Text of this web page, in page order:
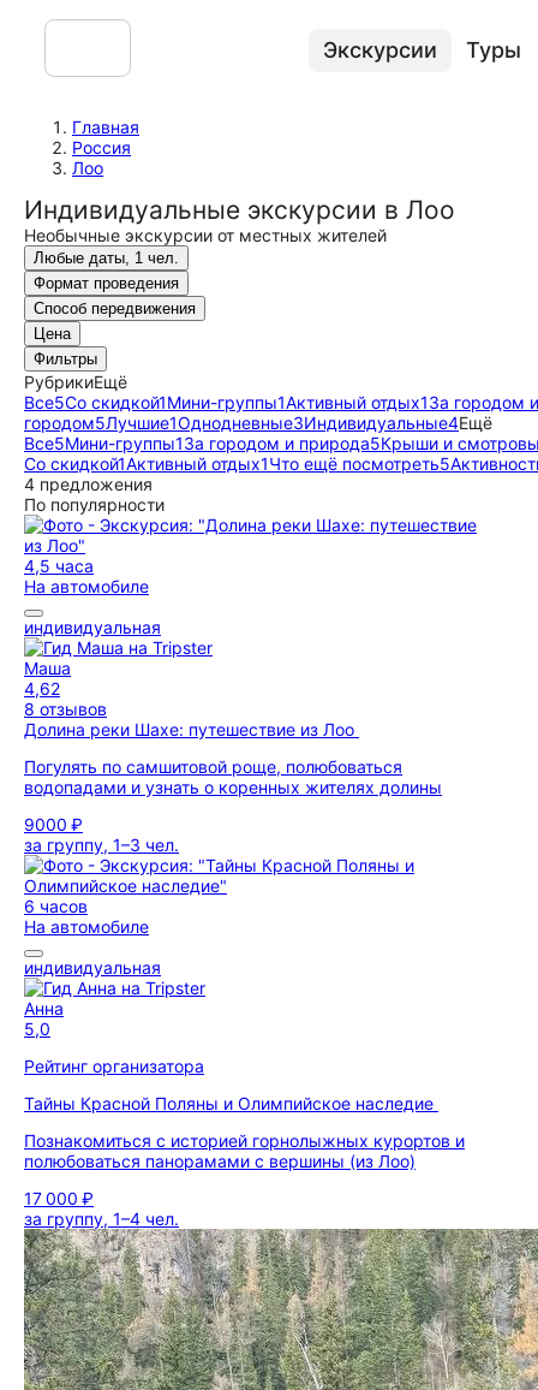
Экскурсии Туры
Главная
Россия
Лоо
Индивидуальные экскурсии в Лоо
Необычные экскурсии от местных жителей
Любые даты, 1 чел.
Формат проведения
Способ передвижения
Цена
Фильтры
РубрикиЕщё
Все5Со скидкой1Мини-группы1Активный отдых1За городом
городом5Лучшие1Однодневные3Индивидуальные4Ещё
Все5Мини-группы1За городом и природа5Крыши и
Со скидкой1Активный отдых1Что ещё посмотреть5
4 предложения
По популярности
4,5 часа
На автомобиле
индивидуальная
Маша
4,62
8 отзывов
Долина реки Шахе: путешествие из Лоо
Погулять по самшитовой роще, полюбоваться
водопадами и узнать о коренных жителях долины
9000 ₽
за группу, 1–3 чел.
6 часов
На автомобиле
индивидуальная
Анна
5,0
Рейтинг организатора
Тайны Красной Поляны и Олимпийское наследие
Познакомиться с историей горнолыжных курортов и
полюбоваться панорамами с вершины (из Лоо)
17 000 ₽
за группу, 1–4 чел.